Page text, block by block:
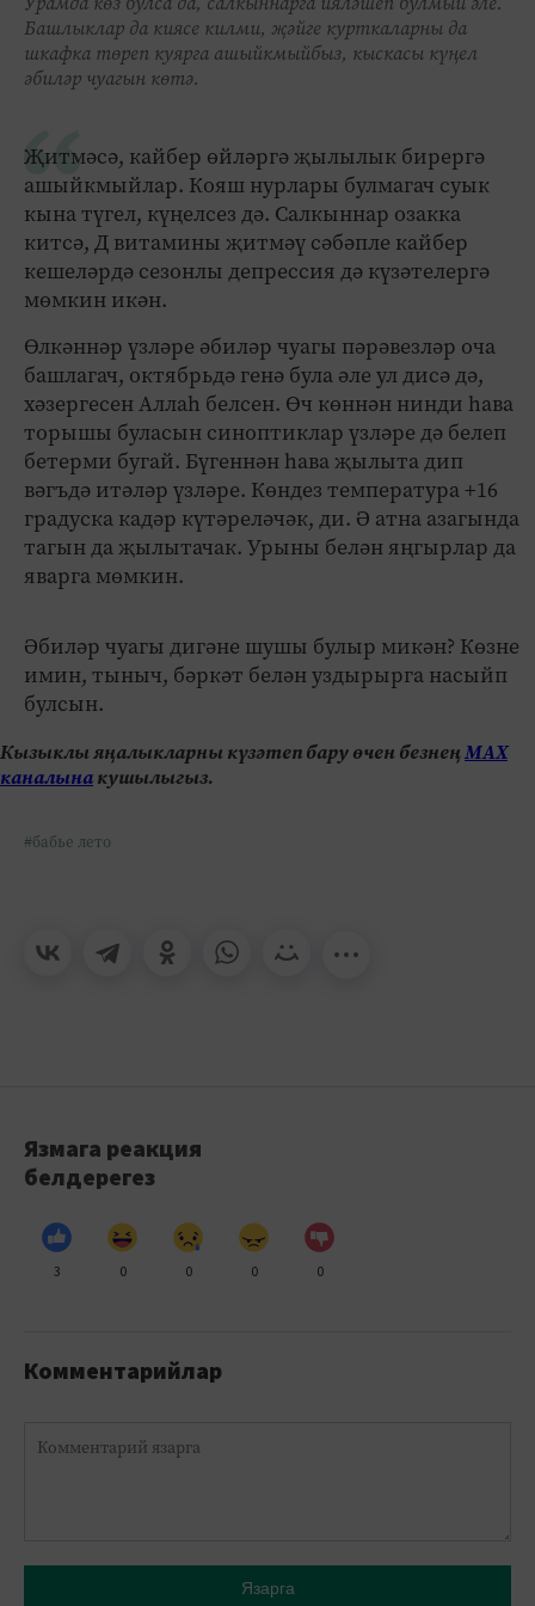
Башлыклар да киясе килми, җәйге курткаларны да
шкафка төреп куярга ашыйкмыйбыз, кыскасы күңел
әбиләр чуагын көтә.
Җитмәсә, кайбер өйләргә җылылык бирергә
ашыйкмыйлар. Кояш нурлары булмагач суык
кына түгел, күңелсез дә. Салкыннар озакка
китсә, Д витамины җитмәү сәбәпле кайбер
кешеләрдә сезонлы депрессия дә күзәтелергә
мөмкин икән.
Өлкәннәр үзләре әбиләр чуагы пәрәвезләр оча
башлагач, октябрьдә генә була әле ул дисә дә,
хәзергесен Аллаһ белсен. Өч көннән нинди һава
торышы буласын синоптиклар үзләре дә белеп
бетерми бугай. Бүгеннән һава җылыта дип
вәгъдә итәләр үзләре. Көндез температура +16
градуска кадәр күтәреләчәк, ди. Ә атна азагында
тагын да җылытачак. Урыны белән яңгырлар да
яварга мөмкин.
Әбиләр чуагы дигәне шушы булыр микән? Көзне
имин, тыныч, бәркәт белән уздырырга насыйп
булсын.
Кызыклы яңалыкларны күзәтеп бару өчен безнеңМАХ
каналынакушылыгыз.
#бабье лето
Язмага реакция
белдерегез
3 0 0 0 0
Комментарийлар
Язарга